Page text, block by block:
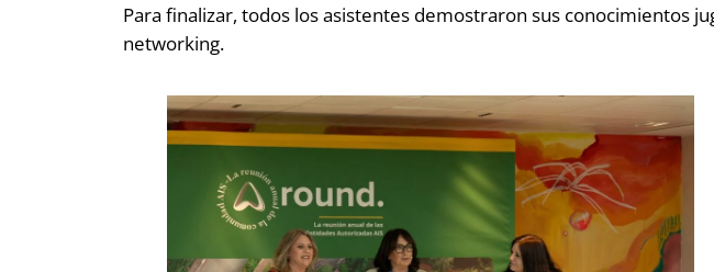
Para finalizar, todos los asistentes demostraron sus conocimientos
networking.